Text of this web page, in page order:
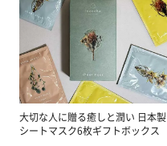
大切な人に贈る癒しと潤い 日本製
シートマスク6枚ギフトボックス